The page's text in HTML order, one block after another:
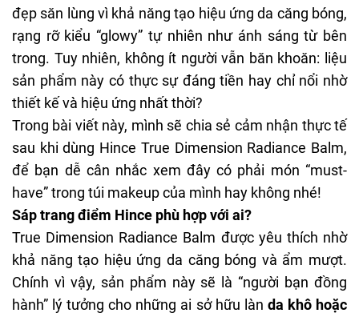
đẹp săn lùng vì khả năng tạo hiệu ứng da căng bóng,
rạng rỡ kiểu “glowy” tự nhiên như ánh sáng từ bên
trong. Tuy nhiên, không ít người vẫn băn khoăn: liệu
sản phẩm này có thực sự đáng tiền hay chỉ nổi nhờ
thiết kế và hiệu ứng nhất thời?
Trong bài viết này, mình sẽ chia sẻ cảm nhận thực tế
sau khi dùng Hince True Dimension Radiance Balm,
để bạn dễ cân nhắc xem đây có phải món “must-
have” trong túi makeup của mình hay không nhé!
Sáp trang điểm Hince phù hợp với ai?
True Dimension Radiance Balm được yêu thích nhờ
khả năng tạo hiệu ứng da căng bóng và ẩm mượt.
Chính vì vậy, sản phẩm này sẽ là “người bạn đồng
hành” lý tưởng cho những ai sở hữu làn da khô hoặc